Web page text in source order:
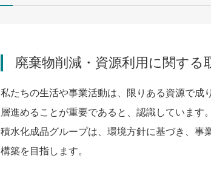
廃棄物削減・資源利用に関する
私たちの生活や事業活動は、限りある資源で成
層進めることが重要であると、認識しています。
積水化成品グループは、環境方針に基づき、事
構築を目指します。